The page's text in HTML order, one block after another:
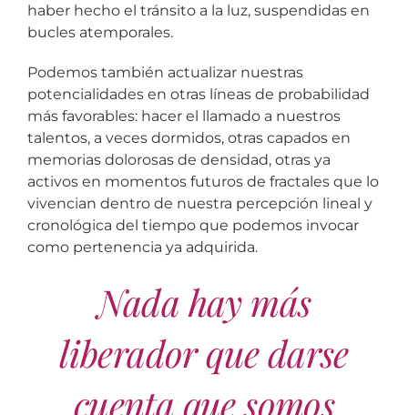
haber hecho el tránsito a la luz, suspendidas en
bucles atemporales.
Podemos también actualizar nuestras
potencialidades en otras líneas de probabilidad
más favorables: hacer el llamado a nuestros
talentos, a veces dormidos, otras capados en
memorias dolorosas de densidad, otras ya
activos en momentos futuros de fractales que lo
vivencian dentro de nuestra percepción lineal y
cronológica del tiempo que podemos invocar
como pertenencia ya adquirida.
Nada hay más
liberador que darse
cuenta que somos